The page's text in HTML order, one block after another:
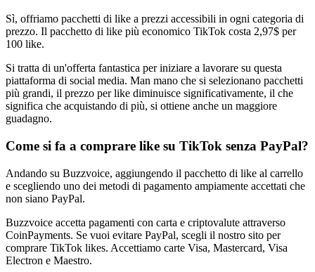
Sì, offriamo pacchetti di like a prezzi accessibili in ogni categoria di
prezzo. Il pacchetto di like più economico TikTok costa 2,97$ per
100 like.
Si tratta di un'offerta fantastica per iniziare a lavorare su questa
piattaforma di social media. Man mano che si selezionano pacchetti
più grandi, il prezzo per like diminuisce significativamente, il che
significa che acquistando di più, si ottiene anche un maggiore
guadagno.
Come si fa a comprare like su TikTok senza PayPal?
Andando su Buzzvoice, aggiungendo il pacchetto di like al carrello
e scegliendo uno dei metodi di pagamento ampiamente accettati che
non siano PayPal.
Buzzvoice accetta pagamenti con carta e criptovalute attraverso
CoinPayments. Se vuoi evitare PayPal, scegli il nostro sito per
comprare TikTok likes. Accettiamo carte Visa, Mastercard, Visa
Electron e Maestro.